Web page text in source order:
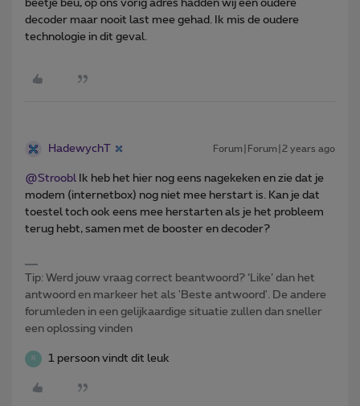
beetje beu, op ons vorig adres hadden wij een oudere
decoder maar nooit last mee gehad. Ik mis de oudere
technologie in dit geval.
HadewychT Forum|Forum|2 years ago
@Stroobl Ik heb het hier nog eens nagekeken en zie dat je
modem (internetbox) nog niet mee herstart is. Kan je dat
toestel toch ook eens mee herstarten als je het probleem
terug hebt, samen met de booster en decoder?
Tip: Werd jouw vraag correct beantwoord? ‘Like’ dan het
antwoord en markeer het als 'Beste antwoord'. De andere
forumleden in een gelijkaardige situatie zullen dan sneller
een oplossing vinden
R 1 persoon vindt dit leuk